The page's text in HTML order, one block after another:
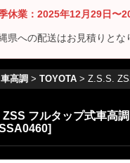
休業：2025年12月29日〜
県への配送はお見積りとな
車高調 > TOYOTA > Z.S.S.
ZSS フルタップ式車高
]